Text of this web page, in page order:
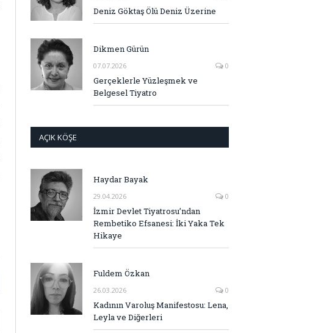
Deniz Göktaş Ölü Deniz Üzerine
Dikmen Gürün
07.07.2026 0
Gerçeklerle Yüzleşmek ve
Belgesel Tiyatro
AÇIK KÖŞE
Haydar Bayak
29.04.2026 0
İzmir Devlet Tiyatrosu’ndan
Rembetiko Efsanesi: İki Yaka Tek
Hikaye
Fuldem Özkan
26.03.2026 0
Kadının Varoluş Manifestosu: Lena,
Leyla ve Diğerleri